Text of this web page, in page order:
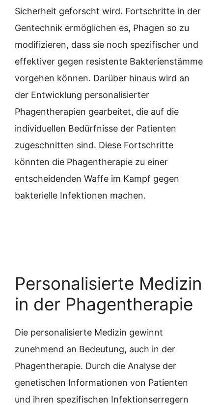
Sicherheit geforscht wird. Fortschritte in der
Gentechnik ermöglichen es, Phagen so zu
modifizieren, dass sie noch spezifischer und
effektiver gegen resistente Bakterienstämme
vorgehen können. Darüber hinaus wird an
der Entwicklung personalisierter
Phagentherapien gearbeitet, die auf die
individuellen Bedürfnisse der Patienten
zugeschnitten sind. Diese Fortschritte
könnten die Phagentherapie zu einer
entscheidenden Waffe im Kampf gegen
bakterielle Infektionen machen.
Personalisierte Medizin
in der Phagentherapie
Die personalisierte Medizin gewinnt
zunehmend an Bedeutung, auch in der
Phagentherapie. Durch die Analyse der
genetischen Informationen von Patienten
und ihren spezifischen Infektionserregern